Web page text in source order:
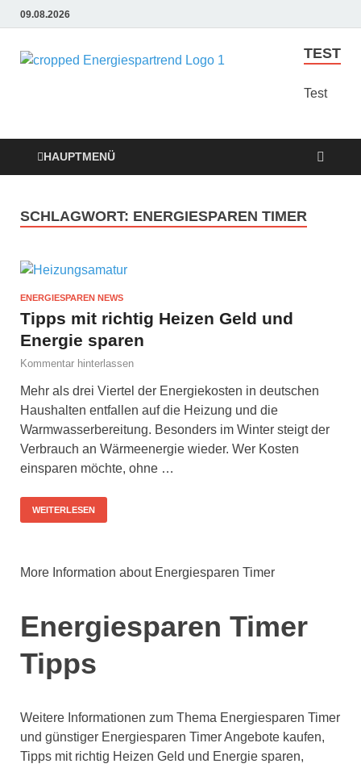
09.08.2026
Energie
Trend
Angebote sindt der
TEST
Test
HAUPTMENÜ
SCHLAGWORT: ENERGIESPAREN TIMER
ENERGIESPAREN NEWS
Tipps mit richtig Heizen Geld und
Energie sparen
Kommentar hinterlassen
Mehr als drei Viertel der Energiekosten in deutschen
Haushalten entfallen auf die Heizung und die
Warmwasserbereitung. Besonders im Winter steigt der
Verbrauch an Wärmeenergie wieder. Wer Kosten
einsparen möchte, ohne …
WEITERLESEN
More Information about Energiesparen Timer
Energiesparen Timer
Tipps
Weitere Informationen zum Thema Energiesparen Timer
und günstiger Energiesparen Timer Angebote kaufen,
Tipps mit richtig Heizen Geld und Energie sparen,